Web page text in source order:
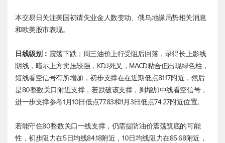
本交易日关注美国初请失业金人数变动、俄乌地缘局势相关消息
和欧美股市表现。
日线级别： 震荡下跌；周三油价上行受阻后回落，录得长上影线
阴线，暗示上方卖压较强，KDJ死叉，MACD粘合但出现绿色柱，
短线看空信号有所增加，初步支撑在在近期低点81.17附近，然后
是80整数关口附近支撑，若跌破该支撑，则增加中线看空信号，
进一步支撑参考1月10日低点77.83和1月3日低点74.27附近位置。
若能守住80整数关口一线支撑，仍需提防油价震荡筑底的可能
性，初步阻力在5日均线84.18附近，10日均线阻力在85.68附近，